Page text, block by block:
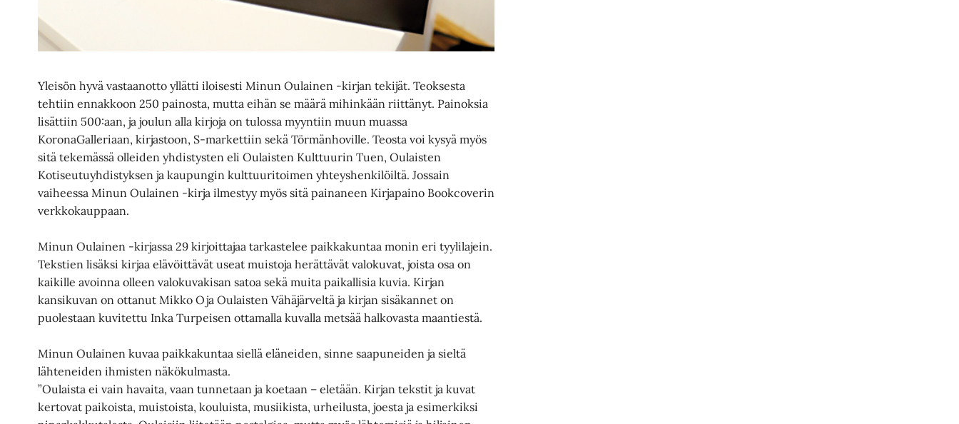
Yleisön hyvä vastaanotto yllätti iloisesti Minun Oulainen -kirjan tekijät. Teoksesta
tehtiin ennakkoon 250 painosta, mutta eihän se määrä mihinkään riittänyt. Painoksia
lisättiin 500:aan, ja joulun alla kirjoja on tulossa myyntiin muun muassa
KoronaGalleriaan, kirjastoon, S-markettiin sekä Törmänhoville. Teosta voi kysyä myös
sitä tekemässä olleiden yhdistysten eli Oulaisten Kulttuurin Tuen, Oulaisten
Kotiseutuyhdistyksen ja kaupungin kulttuuritoimen yhteyshenkilöiltä. Jossain
vaiheessa Minun Oulainen -kirja ilmestyy myös sitä painaneen Kirjapaino Bookcoverin
verkkokauppaan.
Minun Oulainen -kirjassa 29 kirjoittajaa tarkastelee paikkakuntaa monin eri tyylilajein.
Tekstien lisäksi kirjaa elävöittävät useat muistoja herättävät valokuvat, joista osa on
kaikille avoinna olleen valokuvakisan satoa sekä muita paikallisia kuvia. Kirjan
kansikuvan on ottanut Mikko Oja Oulaisten Vähäjärveltä ja kirjan sisäkannet on
puolestaan kuvitettu Inka Turpeisen ottamalla kuvalla metsää halkovasta maantiestä.
Minun Oulainen kuvaa paikkakuntaa siellä eläneiden, sinne saapuneiden ja sieltä
lähteneiden ihmisten näkökulmasta.
”Oulaista ei vain havaita, vaan tunnetaan ja koetaan – eletään. Kirjan tekstit ja kuvat
kertovat paikoista, muistoista, kouluista, musiikista, urheilusta, joesta ja esimerkiksi